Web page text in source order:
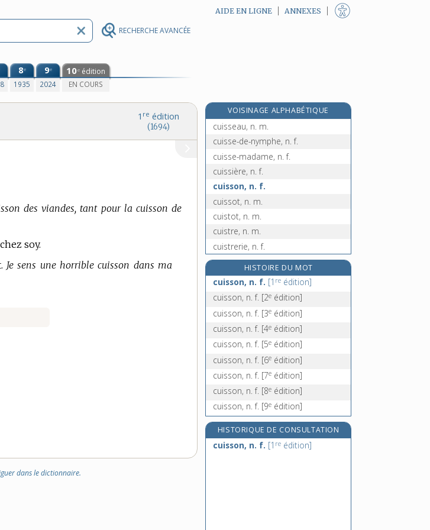
RECHERCHE AVANCÉE
AIDE EN LIGNE ANNEXES
8e
1935
9e
2024
10e édition
EN COURS
1 re édition
(1694)
des viandes, tant pour la cuisson de
soy.
Je sens une horrible cuisson dans ma
dans le dictionnaire.
VOISINAGE ALPHABÉTIQUE
cuisse, n. f.
cuisseau, n. m.
cuisse-de-nymphe, n. f.
cuisse-madame, n. f.
cuissière, n. f.
cuisson, n. f.
cuissot, n. m.
cuistot, n. m.
cuistre, n. m.
cuistrerie, n. f.
cuit, cuite, adj.
cuite, n. f.
cuivré, -ée, adj.
HISTOIRE DU MOT
cuisson, n. f. [1 re édition]
cuisson, n. f. [2e édition]
cuisson, n. f. [3e édition]
cuisson, n. f. [4e édition]
cuisson, n. f. [5e édition]
cuisson, n. f. [6e édition]
cuisson, n. f. [7e édition]
cuisson, n. f. [8e édition]
cuisson, n. f. [9e édition]
HISTORIQUE DE CONSULTATION
cuisson, n. f. [1 re édition]